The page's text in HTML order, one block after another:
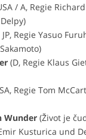
/ A, Regie
Regie Yasuo
(D, Regie Klaus
Regie Tom
Wunder(Život je
Kusturica und